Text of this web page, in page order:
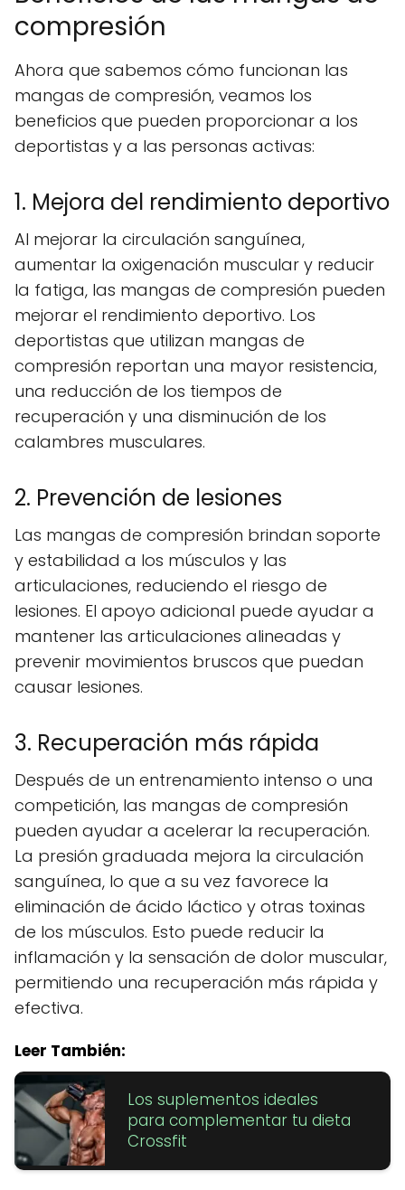
compresión
Ahora que sabemos cómo funcionan las
mangas de compresión, veamos los
beneficios que pueden proporcionar a los
deportistas y a las personas activas:
1. Mejora del rendimiento deportivo
Al mejorar la circulación sanguínea,
aumentar la oxigenación muscular y reducir
la fatiga, las mangas de compresión pueden
mejorar el rendimiento deportivo. Los
deportistas que utilizan mangas de
compresión reportan una mayor resistencia,
una reducción de los tiempos de
recuperación y una disminución de los
calambres musculares.
2. Prevención de lesiones
Las mangas de compresión brindan soporte
y estabilidad a los músculos y las
articulaciones, reduciendo el riesgo de
lesiones. El apoyo adicional puede ayudar a
mantener las articulaciones alineadas y
prevenir movimientos bruscos que puedan
causar lesiones.
3. Recuperación más rápida
Después de un entrenamiento intenso o una
competición, las mangas de compresión
pueden ayudar a acelerar la recuperación.
La presión graduada mejora la circulación
sanguínea, lo que a su vez favorece la
eliminación de ácido láctico y otras toxinas
de los músculos. Esto puede reducir la
inflamación y la sensación de dolor muscular,
permitiendo una recuperación más rápida y
efectiva.
Leer También:
Los suplementos ideales
para complementar tu dieta
Crossfit